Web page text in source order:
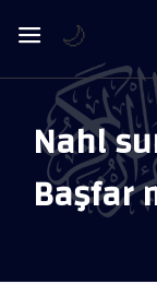
Nahl
Başfar
🌙